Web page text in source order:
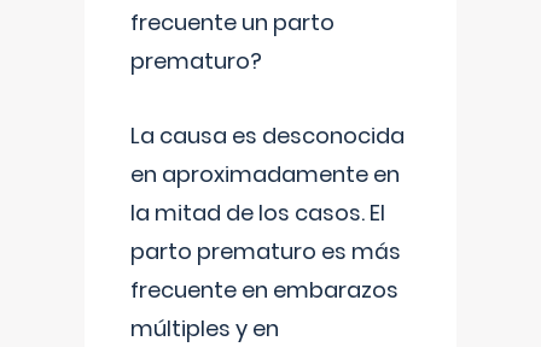
frecuente un parto
prematuro?
La causa es desconocida
en aproximadamente en
la mitad de los casos. El
parto prematuro es más
frecuente en embarazos
múltiples y en